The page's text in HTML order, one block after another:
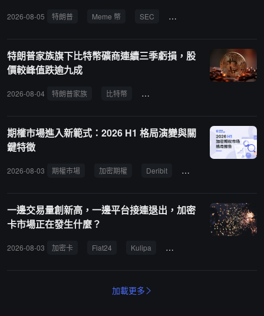
2026-08-05 特朗普 Meme 幣 SEC Rug Pull
特朗普家族旗下比特幣礦商連續三季虧損，股
價較峰值跌逾九成
2026-08-04 特朗普家族 比特幣 American Bitcoin
期權市場進入新範式：2026 H1 格局演變與關
鍵特徵
2026-08-03 期權市場 加密期權 Deribit Bybit
一邊交易量創新高，一邊平台接連退出，加密
卡市場正在發生什麼？
2026-08-03 加密卡 Fiat24 Kulipa 穩定幣
加載更多